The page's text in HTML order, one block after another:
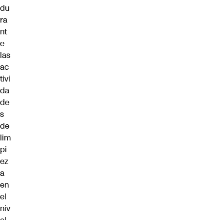
du
ra
nt
e
las
ac
tivi
da
de
s
de
lim
pi
ez
a
en
el
niv